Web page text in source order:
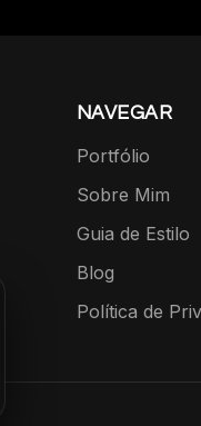
NAVEGAR
Portfólio
Sobre Mim
Guia de Estilo
Blog
Política de